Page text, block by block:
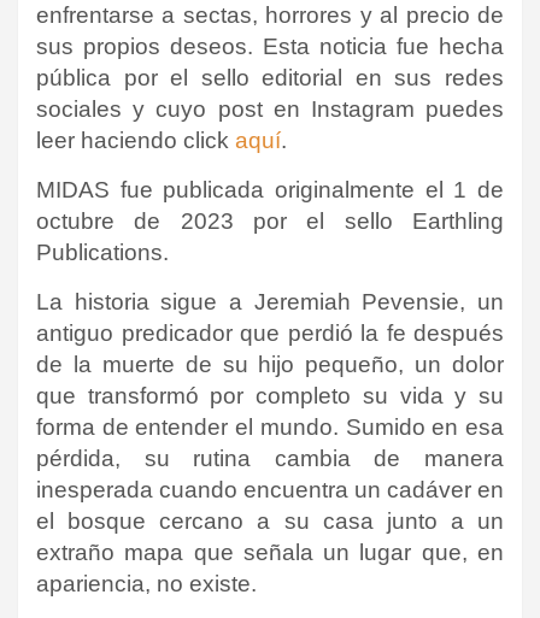
enfrentarse a sectas, horrores y al precio de
sus propios deseos. Esta noticia fue hecha
pública por el sello editorial en sus redes
sociales y cuyo post en Instagram puedes
leer haciendo click aquí.
MIDAS fue publicada originalmente el 1 de
octubre de 2023 por el sello Earthling
Publications.
La historia sigue a Jeremiah Pevensie, un
antiguo predicador que perdió la fe después
de la muerte de su hijo pequeño, un dolor
que transformó por completo su vida y su
forma de entender el mundo. Sumido en esa
pérdida, su rutina cambia de manera
inesperada cuando encuentra un cadáver en
el bosque cercano a su casa junto a un
extraño mapa que señala un lugar que, en
apariencia, no existe.